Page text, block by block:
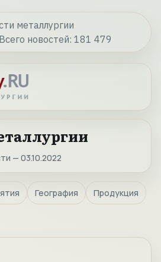
металлургии
Всего новостей: 181 479
— 03.10.2022
География Продукция